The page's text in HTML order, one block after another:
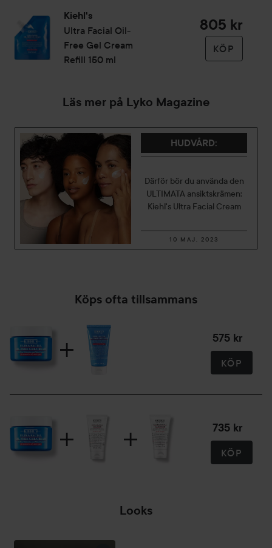
Cleansing Masque
28 ml
Kiehl's
Ultra Facial Oil-
Free Gel Cream
Refill 150 ml
805 kr
KÖP
Läs mer på Lyko Magazine
HUDVÅRD:
Därför bör du använda den
ULTIMATA ansiktskrämen:
Kiehl's Ultra Facial Cream
10 MAJ, 2023
Köps ofta tillsammans
575 kr
KÖP
735 kr
KÖP
Looks